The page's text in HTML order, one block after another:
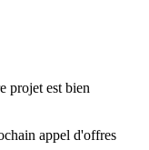
projet est bien
appel d'offres